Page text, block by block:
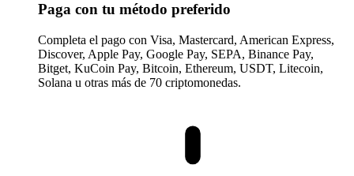
Paga con tu método preferido
Completa el pago con Visa, Mastercard, American Express,
Discover, Apple Pay, Google Pay, SEPA, Binance Pay,
Bitget, KuCoin Pay, Bitcoin, Ethereum, USDT, Litecoin,
Solana u otras más de 70 criptomonedas.